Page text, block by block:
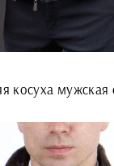
косуха мужская